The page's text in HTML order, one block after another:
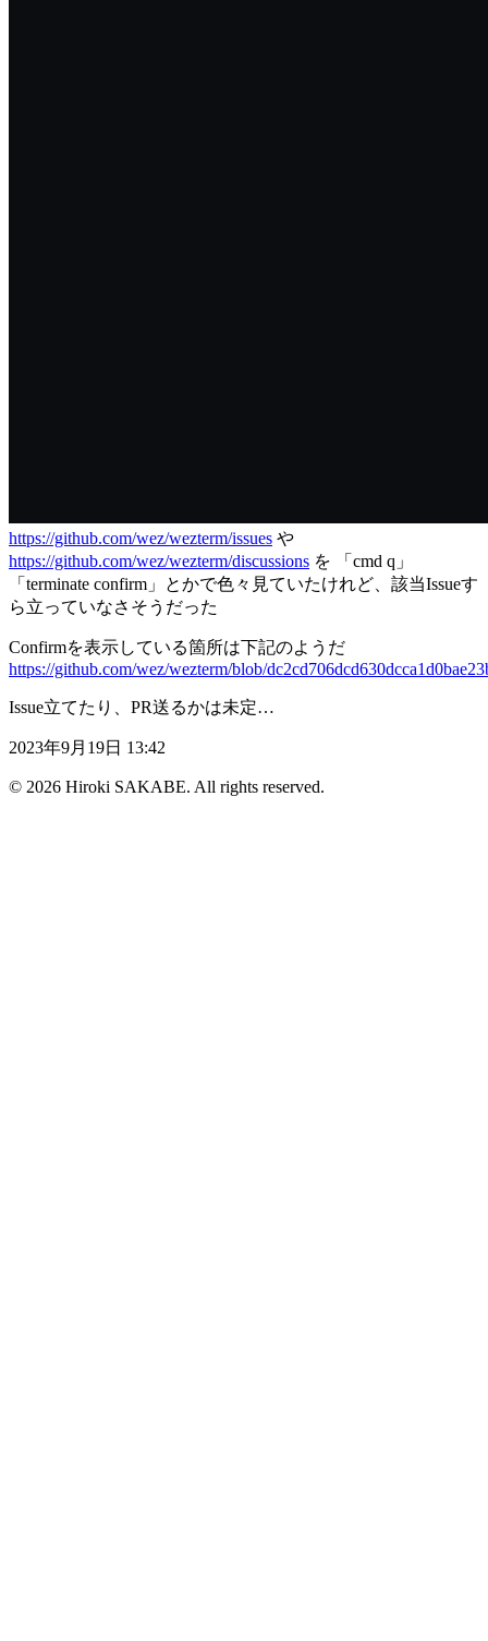
https://github.com/wez/wezterm/issues や
https://github.com/wez/wezterm/discussions を 「cmd q」
「terminate confirm」とかで色々見ていたけれど、該当Issueす
ら立っていなさそうだった
Confirmを表示している箇所は下記のようだ
https://github.com/wez/wezterm/blob/
Issue立てたり、PR送るかは未定…
2023年9月19日 13:42
© 2026 Hiroki SAKABE. All rights reserved.